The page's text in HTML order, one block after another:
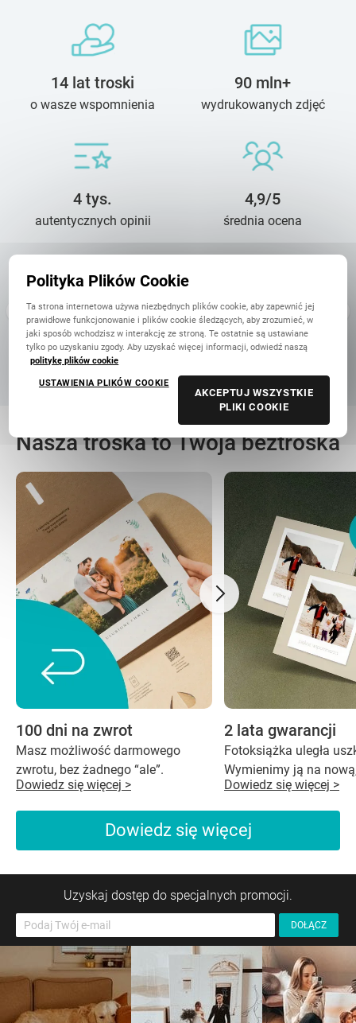
14 lat troski
o wasze wspomnienia
90 mln+
wydrukowanych zdjęć
4 tys.
autentycznych opinii
4,9/5
średnia ocena
Beata
Fantastyczny prezent. I ja i osoba obdarowana jestesmy bardzo
zadowoleni z jakosci produktu. Dodatkowo czas realizacji,
latwosc przygotowania projektu ksiazki ze zdjeciami a potem
dostarczenie ...
Nasza troska to Twoja beztroska
100 dni na zwrot
Masz możliwość darmowego
zwrotu, bez żadnego “ale”.
Dowiedz się więcej >
2 lata gwarancji
Fotoksiążka uległa
Wymienimy ją na
Dowiedz się więcej >
Dowiedz się więcej
Uzyskaj dostęp do specjalnych promocji.
Polityka Plików Cookie
Ta strona internetowa używa niezbędnych plików cookie, aby zapewnić jej
prawidłowe funkcjonowanie i plików cookie śledzących, aby zrozumieć, w
jaki sposób wchodzisz w interakcję ze stroną. Te ostatnie są ustawiane
tylko po uzyskaniu zgody. Aby uzyskać więcej informacji, odwiedź naszą
politykę plików cookie
USTAWIENIA PLIKÓW COOKIE
AKCEPTUJ WSZYSTKIE
PLIKI COOKIE